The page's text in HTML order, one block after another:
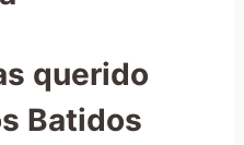
querido
Batidos